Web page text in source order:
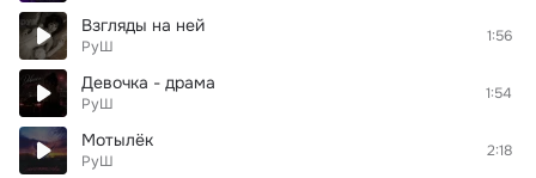
Взгляды на ней
РуШ
1:56
Девочка - драма
РуШ
1:54
Мотылёк
РуШ
2:18